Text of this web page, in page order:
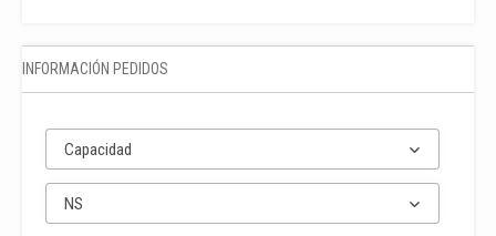
INFORMACIÓN PEDIDOS
Capacidad
NS